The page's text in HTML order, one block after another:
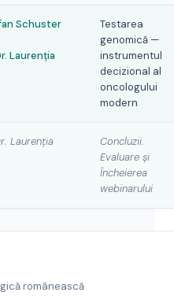
Schuster
Laurenția
Testarea
genomică —
instrumentul
decizional al
oncologului
modern
Laurenția
Concluzii.
Evaluare și
Încheierea
webinarului
românească